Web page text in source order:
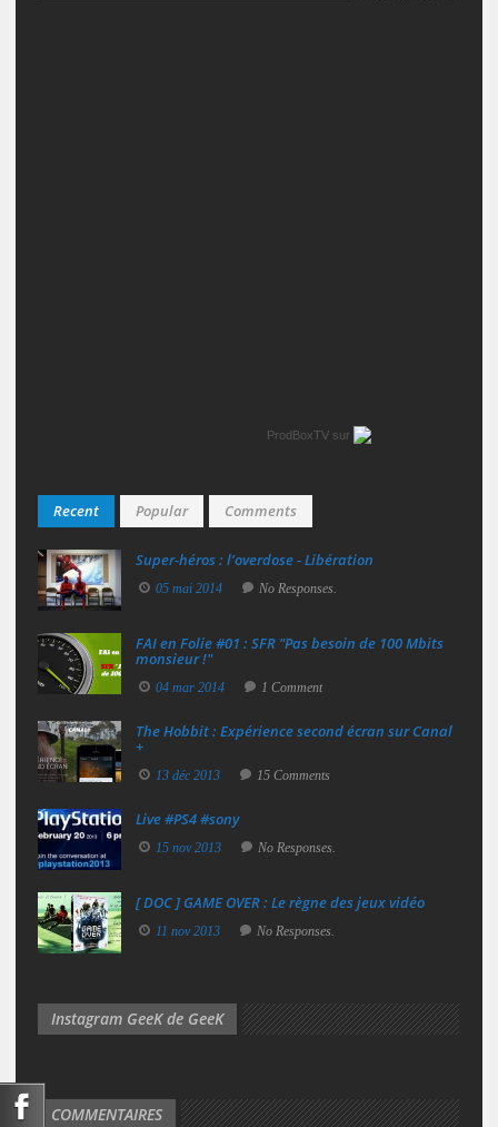
ProdBoxTV sur
Recent Popular Comments
Super‑héros : l’overdose - Libération
05 mai 2014 No Responses.
FAI en Folie #01 : SFR "Pas besoin de 100 Mbits
monsieur !"
04 mar 2014 1 Comment
The Hobbit : Expérience second écran sur Canal
+
13 déc 2013 15 Comments
Live #PS4 #sony
15 nov 2013 No Responses.
[ DOC ] GAME OVER : Le règne des jeux vidéo
11 nov 2013 No Responses.
Instagram GeeK de GeeK
COMMENTAIRES